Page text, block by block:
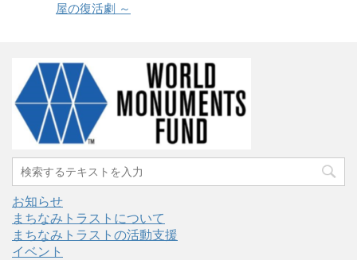
屋の復活劇 ～
お知らせ
まちなみトラストについて
まちなみトラストの活動支援
イベント